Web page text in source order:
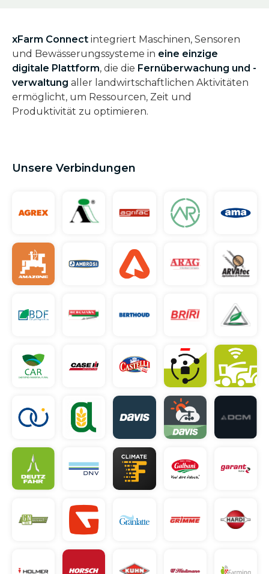
xFarm Connect integriert Maschinen, Sensoren
und Bewässerungssysteme in eine einzige
digitale Plattform, die die Fernüberwachung und -
verwaltung aller landwirtschaftlichen Aktivitäten
ermöglicht, um Ressourcen, Zeit und
Produktivität zu optimieren.
Unsere Verbindungen